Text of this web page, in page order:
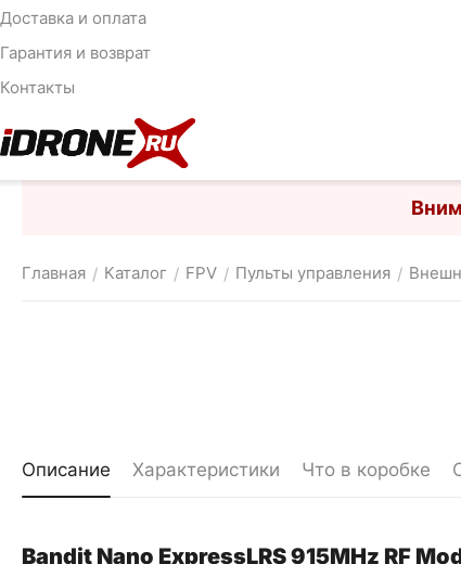
Доставка и оплата
Гарантия и возврат
Контакты
Главная / Каталог / FPV / Пульты управления /
Описание Характеристики Что в коробке
Bandit Nano ExpressLRS 915MHz RF